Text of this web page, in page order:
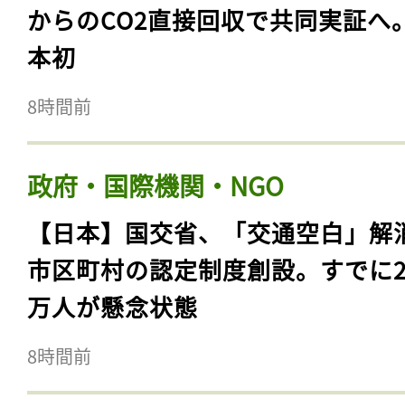
からのCO2直接回収で共同実証へ
本初
8時間前
政府・国際機関・NGO
【日本】国交省、「交通空白」解
市区町村の認定制度創設。すでに
万人が懸念状態
8時間前